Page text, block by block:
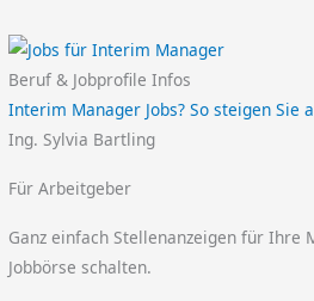
Beruf & Jobprofile Infos
Interim Manager Jobs? So steigen Sie
Ing. Sylvia Bartling
Für Arbeitgeber
Ganz einfach Stellenanzeigen für Ihre
Jobbörse schalten.